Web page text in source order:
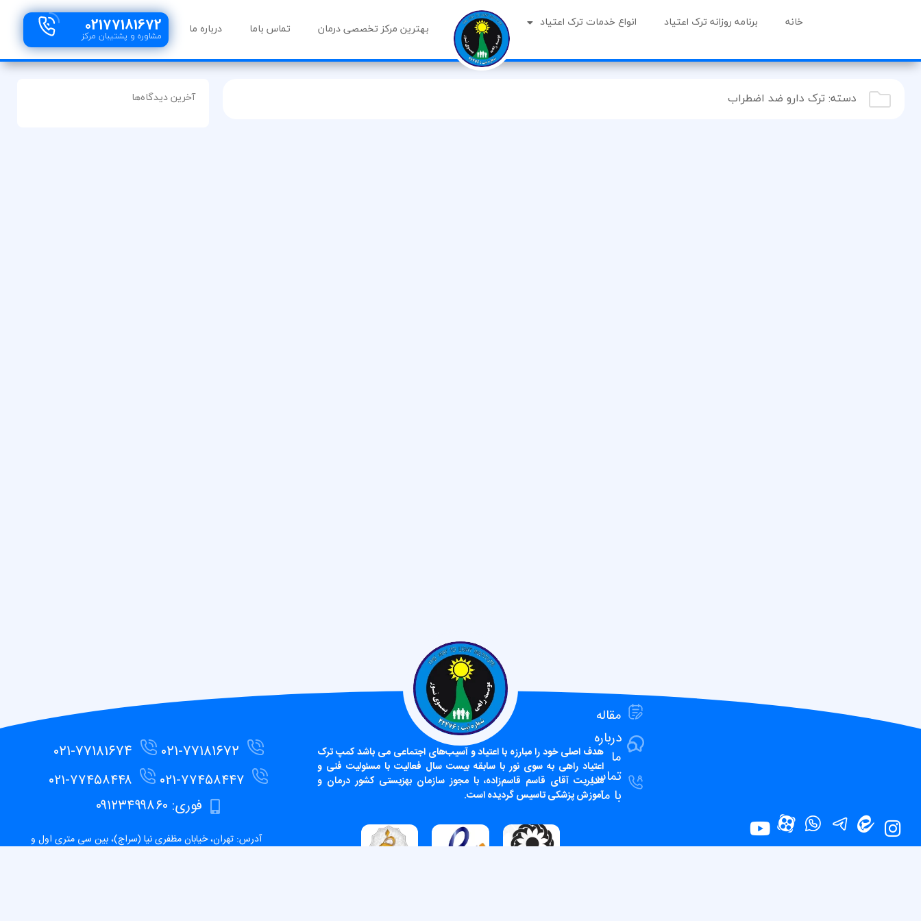
خانه برنامه روزانه ترک اعتیاد انواع خدمات ترک اعتیاد
بهترین مرکز تخصصی درمان تماس باما درباره ما 02177181672
مشاوره و پشتیبان مرکز
دسته:ترک دارو ضد اضطراب آخرین دیدگاه‌ها
مقاله
درباره
ما
تماس
با ما
هدف اصلی خود را مبارزه با اعتیاد و آسیب‌های اجتماعی می باشد کمپ ترک
اعتیاد راهی به سوی نور با سابقه بیست سال فعالیت با مسئولیت فنی و
مدیریت آقای قاسم قاسم‌زاده، با مجوز سازمان بهزیستی کشور درمان و
آموزش پزشکی تاسیس گردیده است.
۰۲۱-۷۷۱۸۱۶۷۲ ۰۲۱-۷۷۱۸۱۶۷۴
۰۲۱-۷۷۴۵۸۴۴۷
۰۲۱-۷۷۴۵۸۴۴۸
فوری: ۰۹۱۲۳۴۹۹۸۶۰
آدرس: تهران، خیابان مظفری نیا (سراج)، بین سی متری اول و